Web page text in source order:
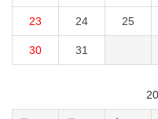
23 24 25
30 31